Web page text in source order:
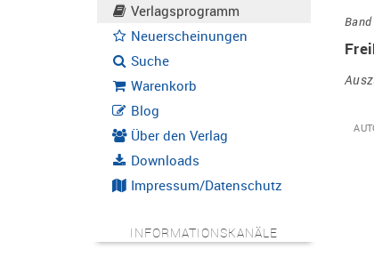
Verlagsprogramm
Neuerscheinungen
Suche
Warenkorb
Blog
Über den Verlag
Downloads
Impressum/Datenschutz
INFORMATIONSKANÄLE
Band